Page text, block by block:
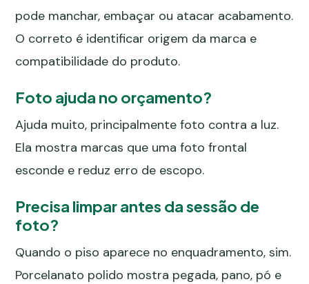
pode manchar, embaçar ou atacar acabamento.
O correto é identificar origem da marca e
compatibilidade do produto.
Foto ajuda no orçamento?
Ajuda muito, principalmente foto contra a luz.
Ela mostra marcas que uma foto frontal
esconde e reduz erro de escopo.
Precisa limpar antes da sessão de
foto?
Quando o piso aparece no enquadramento, sim.
Porcelanato polido mostra pegada, pano, pó e